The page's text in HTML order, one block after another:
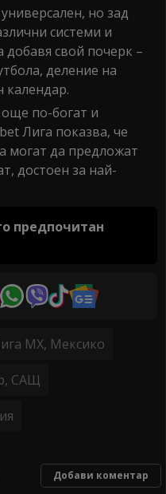
но зад
системи и
свой почерк –
деление на
календар.
по-богат и
Лига показва, че
могат да предложат
достоен за най-
предпочитан
МX, Мексико
САЩ
Добави коментар